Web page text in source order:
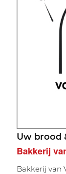
Uw brood
Bakkerij
Bakkerij van